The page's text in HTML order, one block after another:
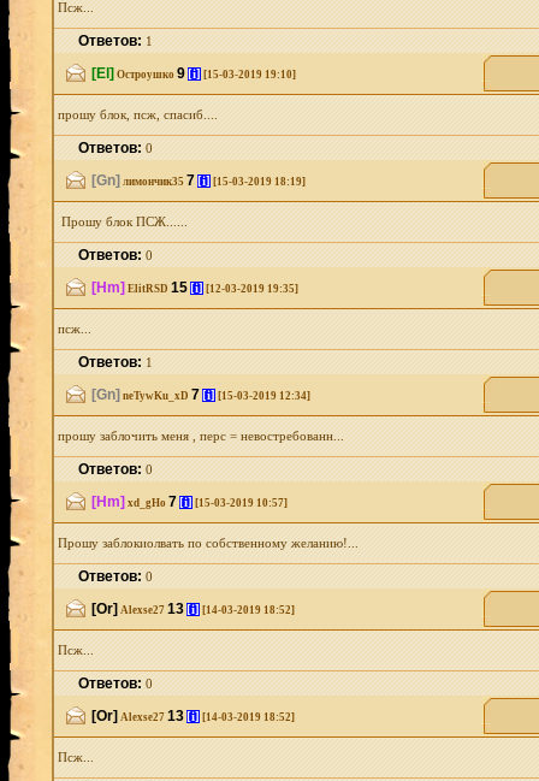
Псж...
Ответов:1
[El] Остроушко 9 [i] [15-03-2019 19:10]
прошу блок, псж, спасиб....
Ответов:0
[Gn] лимончик35 7 [i] [15-03-2019 18:19]
Прошу блок ПСЖ......
Ответов:0
[Hm] ElitRSD 15 [i] [12-03-2019 19:35]
псж...
Ответов:1
[Gn] neTywKu_xD 7 [i] [15-03-2019 12:34]
прошу заблочить меня , перс = невостребованн...
Ответов:0
[Hm] xd_gHo 7 [i] [15-03-2019 10:57]
Прошу заблокиолвать по собственному желанию!...
Ответов:0
[Or] Alexse27 13 [i] [14-03-2019 18:52]
Псж...
Ответов:0
[Or] Alexse27 13 [i] [14-03-2019 18:52]
Псж...